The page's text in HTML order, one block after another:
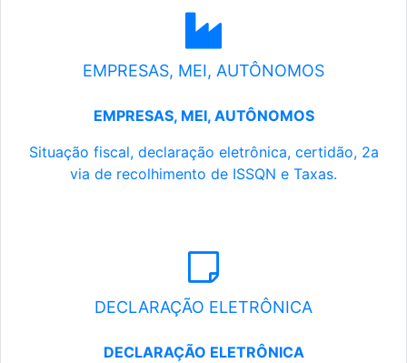
EMPRESAS, MEI, AUTÔNOMOS
EMPRESAS, MEI, AUTÔNOMOS
Situação fiscal, declaração eletrônica, certidão, 2a
via de recolhimento de ISSQN e Taxas.
DECLARAÇÃO ELETRÔNICA
DECLARAÇÃO ELETRÔNICA